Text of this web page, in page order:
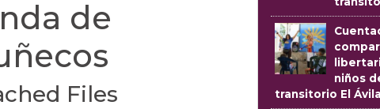
de
Files
niños
transitorio El Ávila